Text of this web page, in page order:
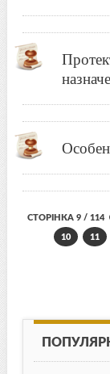
СТОРІНКА 9 / 114
10 11